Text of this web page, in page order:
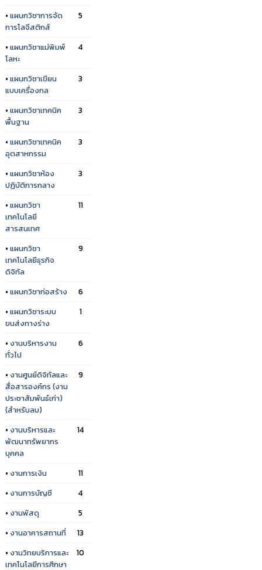
• แผนกวิชาการจัด
การโลจีสติกส์
5
• แผนกวิชาแม่พิมพ์
โลหะ
4
• แผนกวิชาเขียน
แบบเครื่องกล
3
• แผนกวิชาเทคนิค
พื้นฐาน
3
• แผนกวิชาเทคนิค
อุตสาหกรรม
3
• แผนกวิชาห้อง
ปฏิบัติการกลาง
3
• แผนกวิชา
เทคโนโลยี
สารสนเทศ
11
• แผนกวิชา
เทคโนโลยีธุรกิจ
ดิจิทัล
9
• แผนกวิชาก่อสร้าง
6
• แผนกวิชาระบบ
ขนส่งทางร่าง
1
• งานบริหารงาน
ทั่วไป
6
• งานศูนย์ดิจิทัลและ
สื่อสารองค์กร (งาน
ประชาสัมพันธ์เก่า)
(สำหรับลบ)
9
• งานบริหารและ
พัฒนาทรัพยากร
บุคคล
14
• งานการเงิน
11
• งานการบัญชี
4
• งานพัสดุ
5
• งานอาคารสถานที่
13
• งานวิทยบริการและ
เทคโนโลยีการศึกษา
10